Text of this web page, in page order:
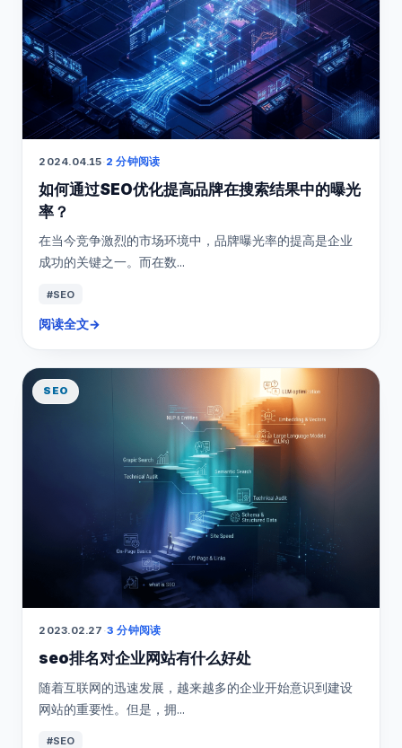
2024.04.15·2 分钟阅读
如何通过SEO优化提高品牌在搜索结果中的曝光
率？
在当今竞争激烈的市场环境中，品牌曝光率的提高是企业
成功的关键之一。而在数...
#SEO
阅读全文→
SEO
2023.02.27 ·3 分钟阅读
seo排名对企业网站有什么好处
随着互联网的迅速发展，越来越多的企业开始意识到建设
网站的重要性。但是，拥...
#SEO